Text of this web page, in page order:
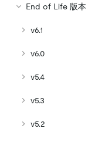
End of Life 版本
v6.1
v6.0
v5.4
v5.3
v5.2